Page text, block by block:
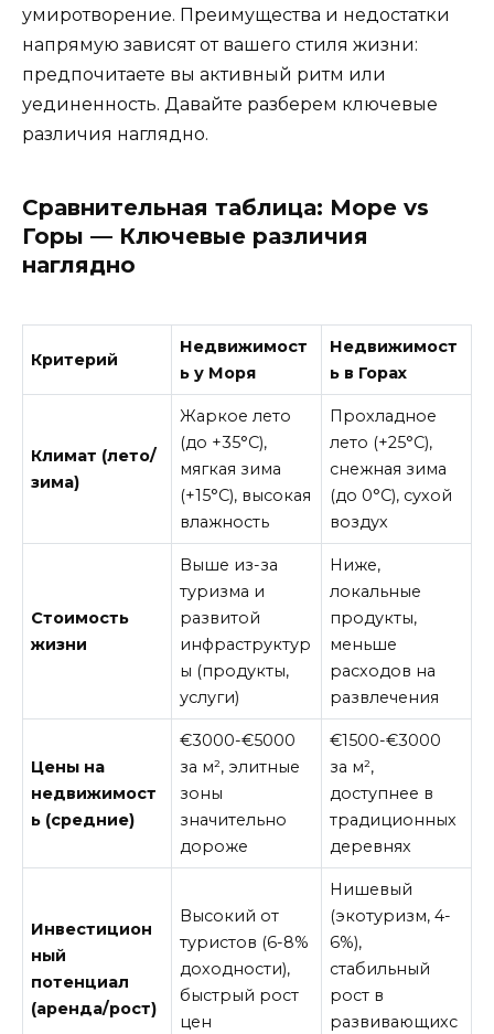
умиротворение. Преимущества и недостатки
напрямую зависят от вашего стиля жизни:
предпочитаете вы активный ритм или
уединенность. Давайте разберем ключевые
различия наглядно.
Сравнительная таблица: Море vs
Горы — Ключевые различия
наглядно
Критерий
Недвижимост
ь у Моря
Недвижимост
ь в Горах
Климат (лето/
зима)
Жаркое лето
(до +35°C),
мягкая зима
(+15°C), высокая
влажность
Прохладное
лето (+25°C),
снежная зима
(до 0°C), сухой
воздух
Стоимость
жизни
Выше из-за
туризма и
развитой
инфраструктур
ы (продукты,
услуги)
Ниже,
локальные
продукты,
меньше
расходов на
развлечения
Цены на
недвижимост
ь (средние)
€3000-€5000
за м², элитные
зоны
значительно
дороже
€1500-€3000
за м²,
доступнее в
традиционных
деревнях
Инвестицион
ный
потенциал
(аренда/рост)
Высокий от
туристов (6-8%
доходности),
быстрый рост
цен
Нишевый
(экотуризм, 4-
6%),
стабильный
рост в
развивающихс